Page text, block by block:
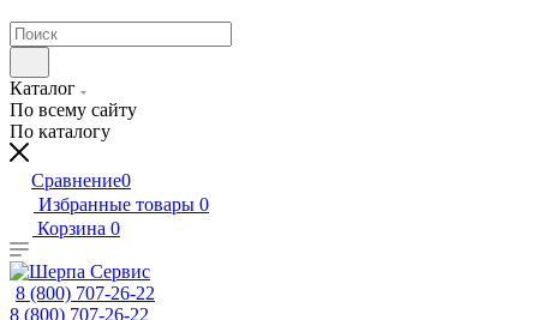
Каталог
По всему сайту
По каталогу
Сравнение0
Избранные товары 0
Корзина 0
8 (800) 707-26-22
8 (800) 707-26-22